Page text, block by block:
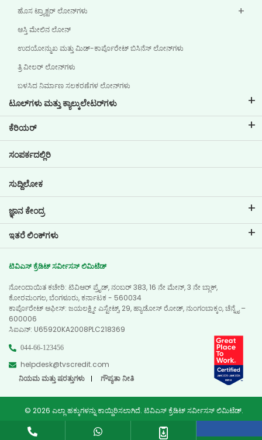
ಹೊಸ ಟ್ರ್ಯಾಕ್ಟರ್ ಲೋನ್‌ಗಳು
ಆಸ್ತಿ ಮೇಲಿನ ಲೋನ್
ಉದಯೋನ್ಮುಖ ಮತ್ತು ಮಿಡ್-ಕಾರ್ಪೊರೇಟ್ ಬಿಸಿನೆಸ್ ಲೋನ್‌ಗಳು
ತ್ರಿ ವೀಲರ್ ಲೋನ್‌ಗಳು
ಬಳಸಿದ ನಿರ್ಮಾಣ ಸಲಕರಣೆಗಳ ಲೋನ್‌ಗಳು
ಟೂಲ್‌ಗಳು ಮತ್ತು ಕ್ಯಾಲ್ಕುಲೇಟರ್‌ಗಳು
ಇಎಂಐ ಕ್ಯಾಲ್ಕುಲೇಟರ್
ಲೋನ್ ಇಎಂಐ ಕ್ಯಾಲ್ಕುಲೇಟರ್
ಕಾರ್ ಮೌಲ್ಯಮಾಪನ ಸಾಧನ
ಕೆರಿಯರ್
ಟಿವಿಎಸ್ ಕ್ರೆಡಿಟ್‌ನಲ್ಲಿ ವೃತ್ತಿ ಜೀವನ
ಪ್ರಸ್ತುತ ಖಾಲಿ ಇರುವ ಹುದ್ದೆಗಳು
ಸಂಪರ್ಕದಲ್ಲಿರಿ
ಸುದ್ದಿಲೋಕ
ಜ್ಞಾನ ಕೇಂದ್ರ
ಬ್ಲಾಗ್‌ಗಳು
ಎಫ್ಎಕ್ಯೂ ಗಳು
ಪ್ರಶಂಸಾಪತ್ರಗಳು
ವಿಡಿಯೋ ಗ್ಯಾಲರಿ
ಇತರೆ ಲಿಂಕ್‌ಗಳು
ಡೀಲರ್ ಲೊಕೇಟರ್
ಸೈಟ್ ಮ್ಯಾಪ್
ಟಿವಿಎಸ್ ಕ್ರೆಡಿಟ್ ಸರ್ವೀಸಸ್ ಲಿಮಿಟೆಡ್
ನೋಂದಾಯಿತ ಕಚೇರಿ: ಟಿವಿಆರ್ ಪ್ರೈಡ್, ನಂಬರ್ 383, 16 ನೇ ಮೇನ್, 3 ನೇ ಬ್ಲಾಕ್,
ಕೋರಮಂಗಲ, ಬೆಂಗಳೂರು, ಕರ್ನಾಟಕ - 560034
ಕಾರ್ಪೊರೇಟ್ ಆಫೀಸ್: ಜಯಲಕ್ಷ್ಮೀ ಎಸ್ಟೇಟ್ಸ್, 29, ಹ್ಯಾಡೋಸ್ ರೋಡ್, ನುಂಗಂಬಾಕ್ಕಂ, ಚೆನ್ನೈ –
600006
ಸಿಐಎನ್‌: U65920KA2008PLC218369
044-66-123456
helpdesk@tvscredit.com
ನಿಯಮ ಮತ್ತು ಷರತ್ತುಗಳು
ಗೌಪ್ಯತಾ ನೀತಿ
© 2026 ಎಲ್ಲಾ ಹಕ್ಕುಗಳನ್ನು ಕಾಯ್ದಿರಿಸಲಾಗಿದೆ. ಟಿವಿಎಸ್ ಕ್ರೆಡಿಟ್ ಸರ್ವೀಸಸ್ ಲಿಮಿಟೆಡ್.